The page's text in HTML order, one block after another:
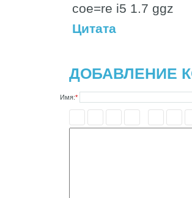
coe=re i5 1.7 ggz
Цитата
ДОБАВЛЕНИЕ
Имя:*